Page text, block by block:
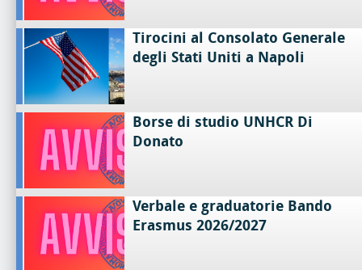
Tirocini al Consolato Generale
degli Stati Uniti a Napoli
Borse di studio UNHCR Di
Donato
Verbale e graduatorie Bando
Erasmus 2026/2027